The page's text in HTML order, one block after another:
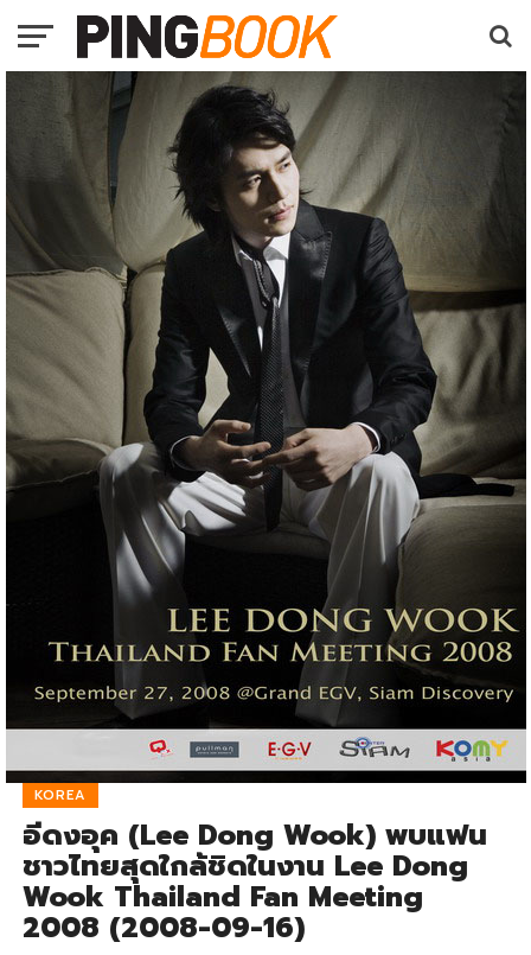
KOREA
อีดงอุค (Lee Dong Wook) พบแฟน
ชาวไทยสุดใกล้ชิดในงาน Lee Dong
Wook Thailand Fan Meeting
2008 (2008-09-16)